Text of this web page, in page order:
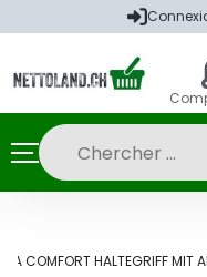
COMFORT HALTEGRIFF MIT